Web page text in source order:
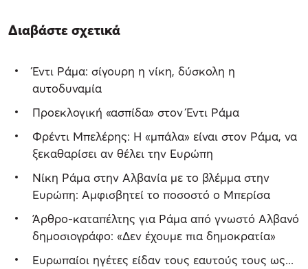
Διαβάστε σχετικά
Έντι Ράμα: σίγουρη η νίκη, δύσκολη η
αυτοδυναμία
Προεκλογική «ασπίδα» στον Έντι Ράμα
Φρέντι Μπελέρης: Η «μπάλα» είναι στον Ράμα, να
ξεκαθαρίσει αν θέλει την Ευρώπη
Νίκη Ράμα στην Αλβανία με το βλέμμα στην
Ευρώπη: Αμφισβητεί το ποσοστό ο Μπερίσα
Άρθρο-καταπέλτης για Ράμα από γνωστό Αλβανό
δημοσιογράφο: «Δεν έχουμε πια δημοκρατία»
Ευρωπαίοι ηγέτες είδαν τους εαυτούς τους ως...